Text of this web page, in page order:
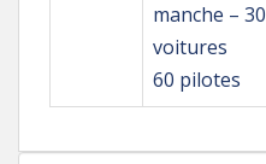
manche – 30
voitures
60 pilotes